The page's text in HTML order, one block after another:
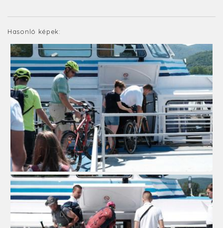
Hasonló képek: